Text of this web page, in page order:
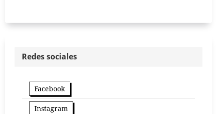
Redes sociales
Facebook
Instagram